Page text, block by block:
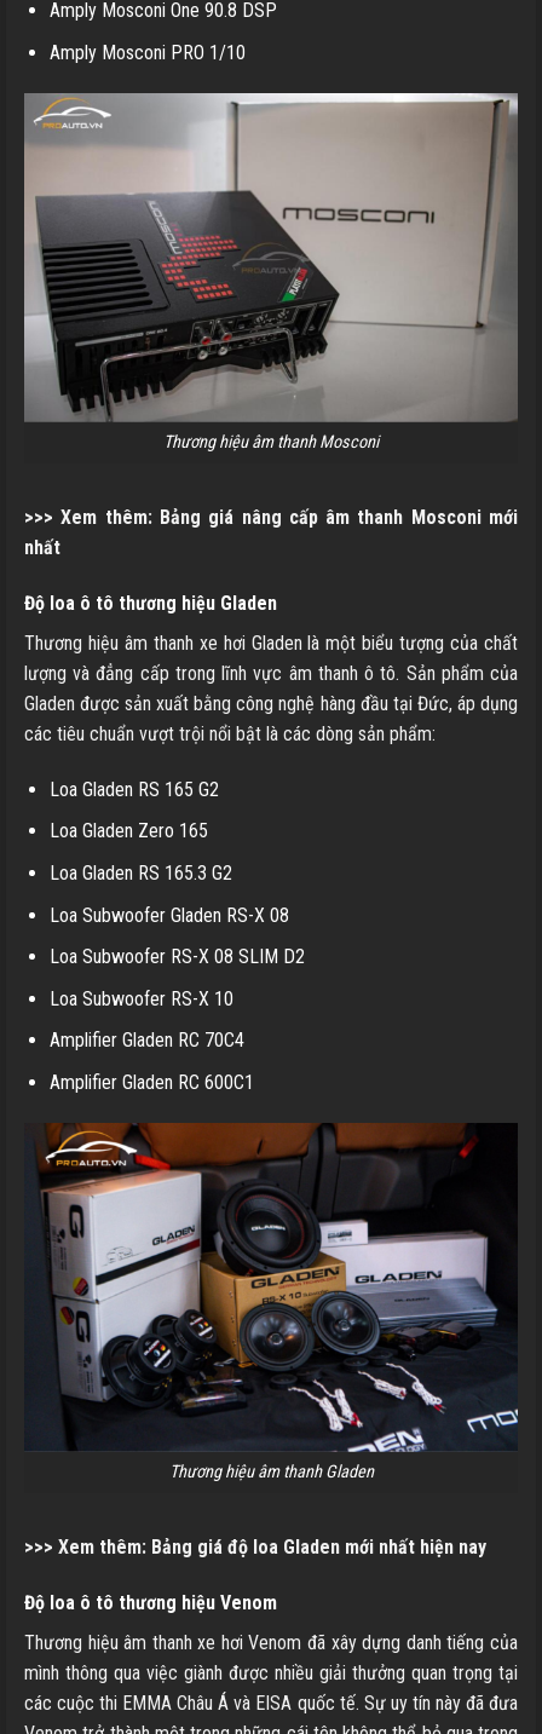
Amply Mosconi One 90.8 DSP
Amply Mosconi PRO 1/10
Thương hiệu âm thanh Mosconi
>>> Xem thêm:Bảng giá nâng cấp âm thanh Mosconi mới
nhất
Độ loa ô tô thương hiệu Gladen
Thương hiệu âm thanh xe hơi Gladen là một biểu tượng của chất
lượng và đẳng cấp trong lĩnh vực âm thanh ô tô. Sản phẩm của
Gladen được sản xuất bằng công nghệ hàng đầu tại Đức, áp dụng
các tiêu chuẩn vượt trội nổi bật là các dòng sản phẩm:
Loa Gladen RS 165 G2
Loa Gladen Zero 165
Loa Gladen RS 165.3 G2
Loa Subwoofer Gladen RS-X 08
Loa Subwoofer RS-X 08 SLIM D2
Loa Subwoofer RS-X 10
Amplifier Gladen RC 70C4
Amplifier Gladen RC 600C1
Thương hiệu âm thanh Gladen
>>> Xem thêm: Bảng giá độ loa Gladen mới nhất hiện nay
Độ loa ô tô thương hiệu Venom
Thương hiệu âm thanh xe hơi Venom đã xây dựng danh tiếng của
mình thông qua việc giành được nhiều giải thưởng quan trọng tại
các cuộc thi EMMA Châu Á và EISA quốc tế. Sự uy tín này đã đưa